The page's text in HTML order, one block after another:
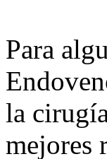
Para
la
mejores